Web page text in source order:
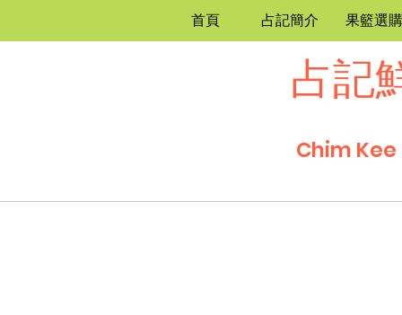
首頁 占記簡介 果籃選購
占記
Chim